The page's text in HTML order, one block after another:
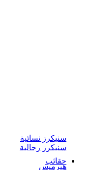
سنيكرز نسائية
سنيكرز رجالية
حقائب
هيرميس